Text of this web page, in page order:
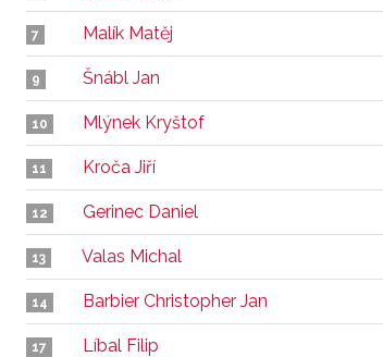
7 Malík Matěj
9 Šnábl Jan
10 Mlýnek Kryštof
11 Kroča Jiří
12 Gerinec Daniel
13 Valas Michal
14 Barbier Christopher Jan
17 Líbal Filip